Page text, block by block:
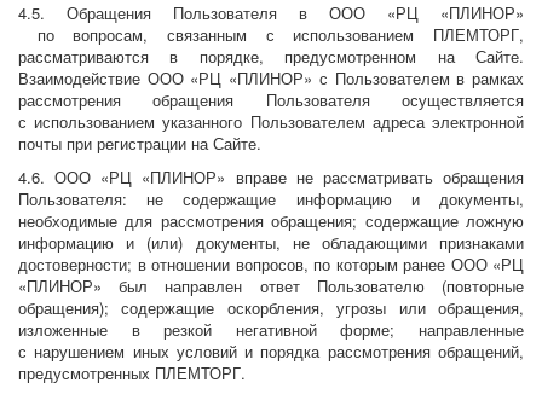
4.5. Обращения Пользователя в ООО «РЦ «ПЛИНОР»
по вопросам, связанным с использованием ПЛЕМТОРГ,
рассматриваются в порядке, предусмотренном на Сайте.
Взаимодействие ООО «РЦ «ПЛИНОР» с Пользователем в рамках
рассмотрения обращения Пользователя осуществляется
с использованием указанного Пользователем адреса электронной
почты при регистрации на Сайте.
4.6. ООО «РЦ «ПЛИНОР» вправе не рассматривать обращения
Пользователя: не содержащие информацию и документы,
необходимые для рассмотрения обращения; содержащие ложную
информацию и (или) документы, не обладающими признаками
достоверности; в отношении вопросов, по которым ранее ООО «РЦ
«ПЛИНОР» был направлен ответ Пользователю (повторные
обращения); содержащие оскорбления, угрозы или обращения,
изложенные в резкой негативной форме; направленные
с нарушением иных условий и порядка рассмотрения обращений,
предусмотренных ПЛЕМТОРГ.